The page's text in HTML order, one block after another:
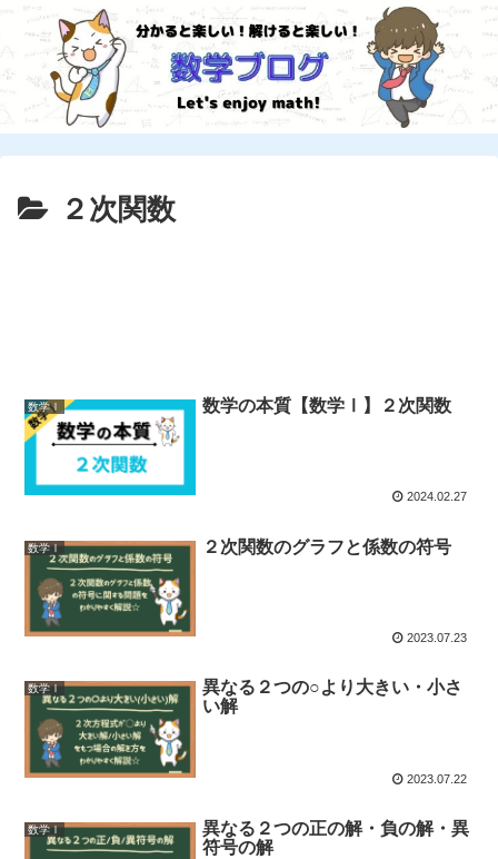
２次関数
数学Ⅰ 数学の本質【数学Ⅰ】２次関数
2024.02.27
数学Ⅰ ２次関数のグラフと係数の符号
2023.07.23
数学Ⅰ
異なる２つの○より大きい・小さ
い解
2023.07.22
数学Ⅰ
異なる２つの正の解・負の解・異
符号の解